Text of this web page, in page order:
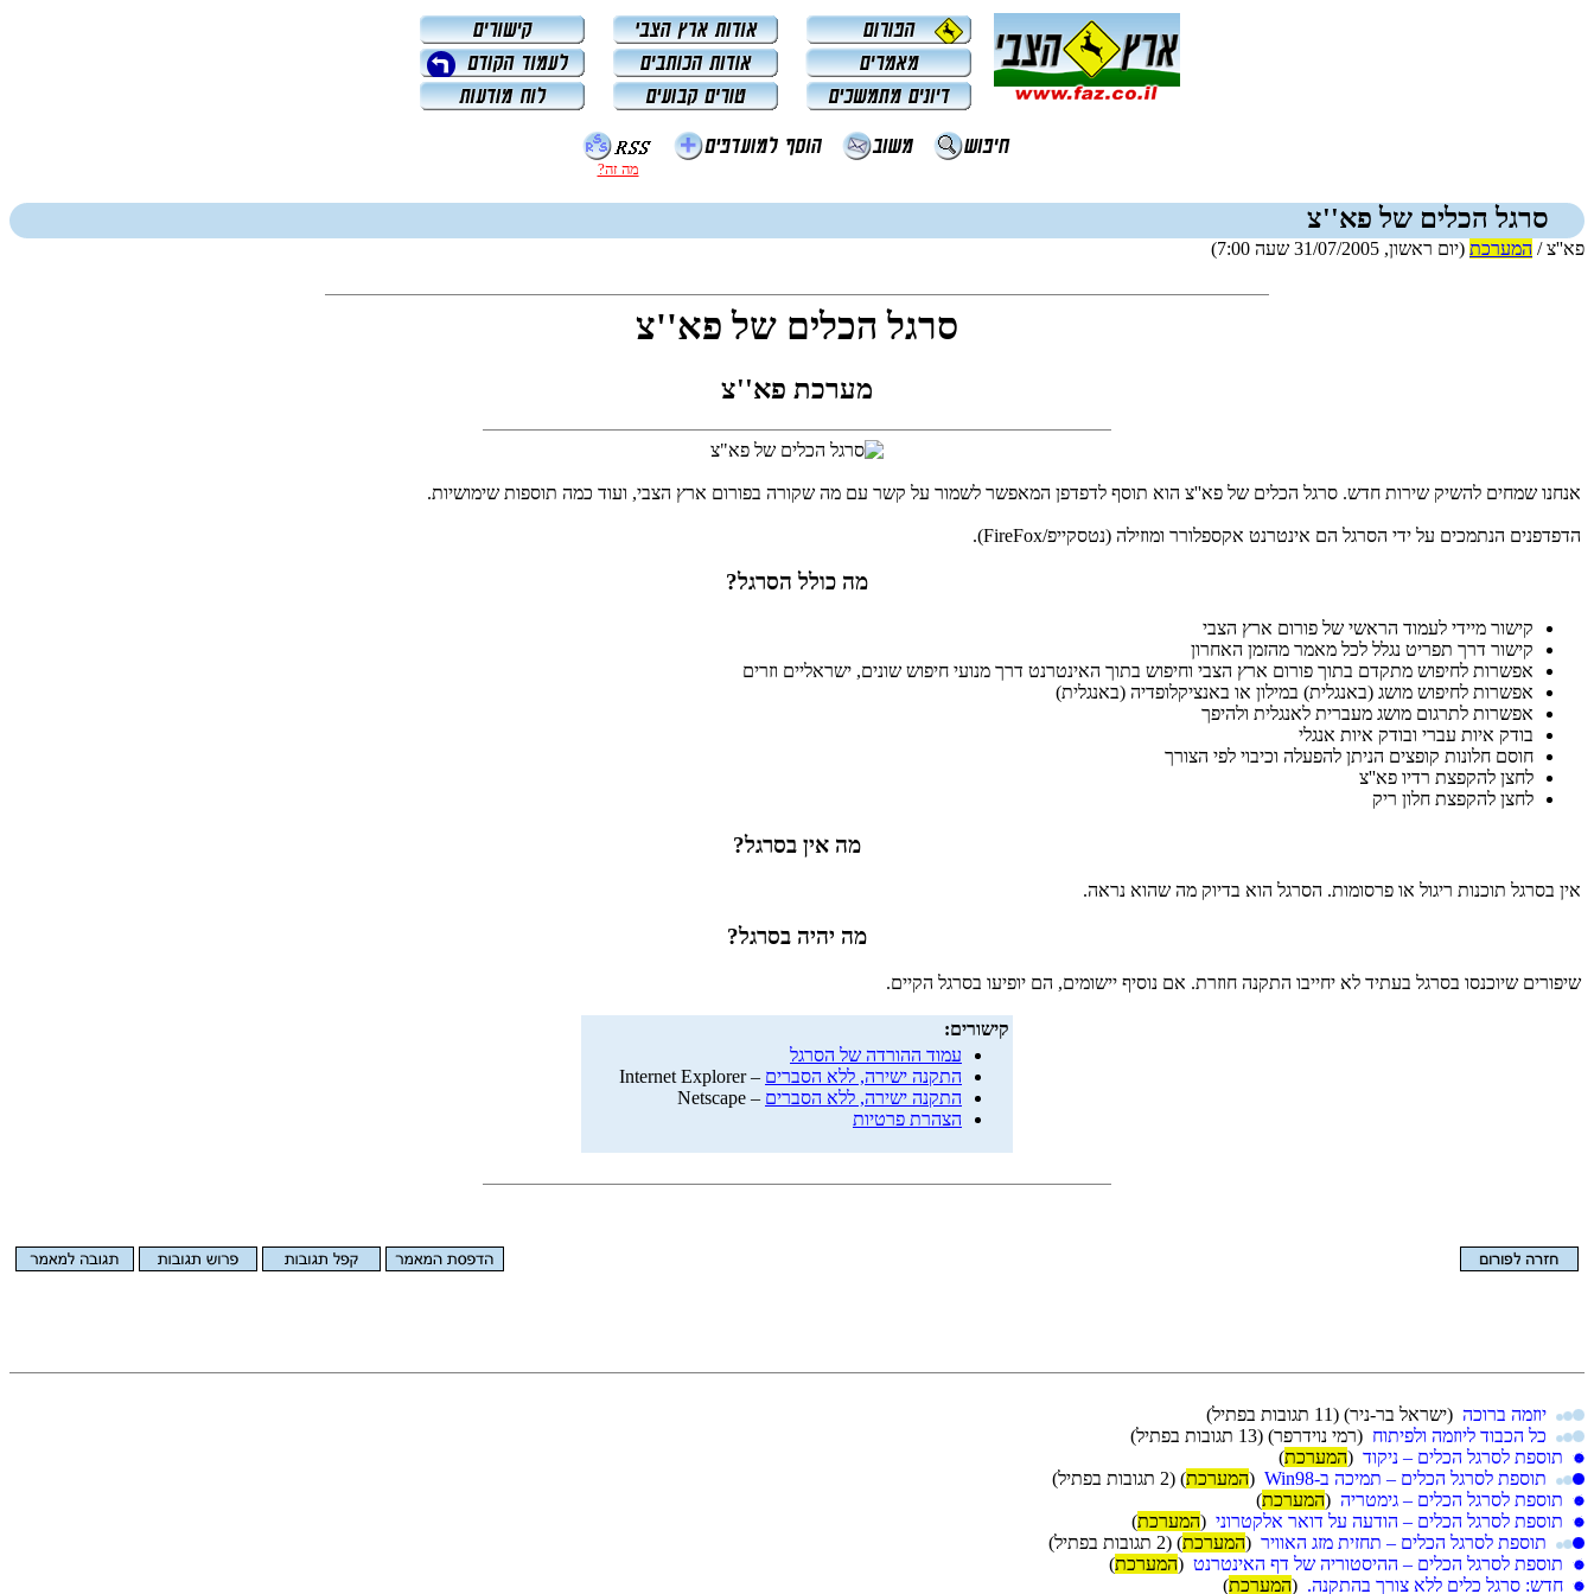
מה זה?
סרגל הכלים של פא''צ
פא''צ / המערכת (יום ראשון, 31/07/2005 שעה 7:00)
סרגל הכלים של פא''צ
מערכת פא''צ
אנחנו שמחים להשיק שירות חדש. סרגל הכלים של פא''צ הוא תוסף לדפדפן המאפשר לשמור על קשר עם מה שקורה בפורום ארץ הצבי, ועוד כמה תוספות שימושיות.
הדפדפנים הנתמכים על ידי הסרגל הם אינטרנט אקספלורר ומוזילה (נטסקייפ/FireFox).
מה כולל הסרגל?
קישור מיידי לעמוד הראשי של פורום ארץ הצבי
קישור דרך תפריט נגלל לכל מאמר מהזמן האחרון
אפשרות לחיפוש מתקדם בתוך פורום ארץ הצבי וחיפוש בתוך האינטרנט דרך מנועי חיפוש שונים, ישראליים וזרים
אפשרות לחיפוש מושג (באנגלית) במילון או באנציקלופדיה (באנגלית)
אפשרות לתרגום מושג מעברית לאנגלית ולהיפך
בודק איות עברי ובודק איות אנגלי
חוסם חלונות קופצים הניתן להפעלה וכיבוי לפי הצורך
לחצן להקפצת רדיו פא''צ
לחצן להקפצת חלון ריק
מה אין בסרגל?
אין בסרגל תוכנות ריגול או פרסומות. הסרגל הוא בדיוק מה שהוא נראה.
מה יהיה בסרגל?
שיפורים שיוכנסו בסרגל בעתיד לא יחייבו התקנה חוזרת. אם נוסיף יישומים, הם יופיעו בסרגל הקיים.
קישורים:
עמוד ההורדה של הסרגל
התקנה ישירה, ללא הסברים – Internet Explorer
התקנה ישירה, ללא הסברים – Netscape
הצהרת פרטיות
יוזמה ברוכה (ישראל בר-ניר) (11 תגובות בפתיל)
כל הכבוד ליוזמה ולפיתוח (רמי נוידרפר) (13 תגובות בפתיל)
תוספת לסרגל הכלים – ניקוד (המערכת)
תוספת לסרגל הכלים – תמיכה ב-Win98
(המערכת) (2 תגובות בפתיל)
תוספת לסרגל הכלים – גימטריה (המערכת)
תוספת לסרגל הכלים – הודעה על דואר אלקטרוני (המערכת)
תוספת לסרגל הכלים – תחזית מזג האוויר (המערכת) (2 תגובות בפתיל)
תוספת לסרגל הכלים – ההיסטוריה של דף האינטרנט (המערכת)
חדש: סרגל כלים ללא צורך בהתקנה. (המערכת)